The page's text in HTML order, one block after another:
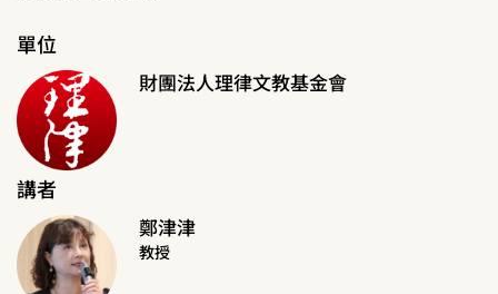
單位
財團法人理律文教基金會
講者
鄭津津
教授